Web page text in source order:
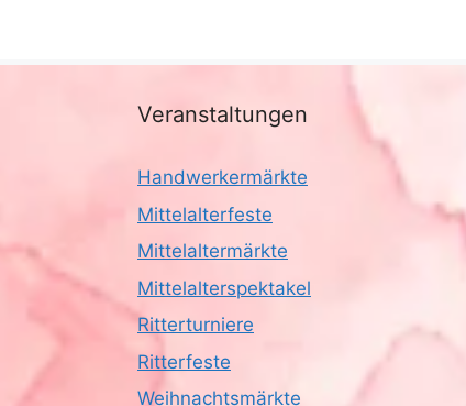
Veranstaltungen
Handwerkermärkte
Mittelalterfeste
Mittelaltermärkte
Mittelalterspektakel
Ritterturniere
Ritterfeste
Weihnachtsmärkte